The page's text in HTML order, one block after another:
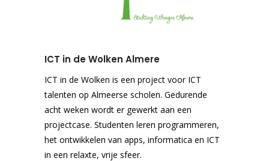
ICT in de Wolken Almere
ICT in de Wolken is een project voor ICT
talenten op Almeerse scholen. Gedurende
acht weken wordt er gewerkt aan een
projectcase. Studenten leren programmeren,
het ontwikkelen van apps, informatica en ICT
in een relaxte, vrije sfeer.